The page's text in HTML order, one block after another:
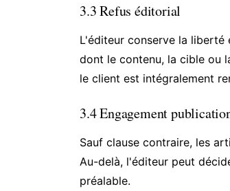
3.3 Refus éditorial
L'éditeur conserve la
dont le contenu, la cible ou
le client est intégralement
3.4 Engagement
Sauf clause contraire, les
Au-delà, l'éditeur peut
préalable.